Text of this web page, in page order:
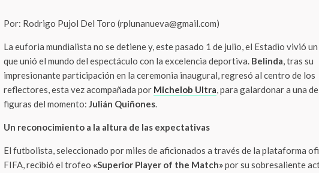
Por: Rodrigo Pujol Del Toro (rplunanueva@gmail.com)
La euforia mundialista no se detiene y, este pasado 1 de julio, el Estadio vivió
que unió el mundo del espectáculo con la excelencia deportiva. Belinda, tras su
impresionante participación en la ceremonia inaugural, regresó al centro de los
reflectores, esta vez acompañada por Michelob Ultra, para galardonar a una
figuras del momento: Julián Quiñones.
Un reconocimiento a la altura de las expectativas
El futbolista, seleccionado por miles de aficionados a través de la plataforma
FIFA, recibió el trofeo «Superior Player of the Match»por su sobresaliente